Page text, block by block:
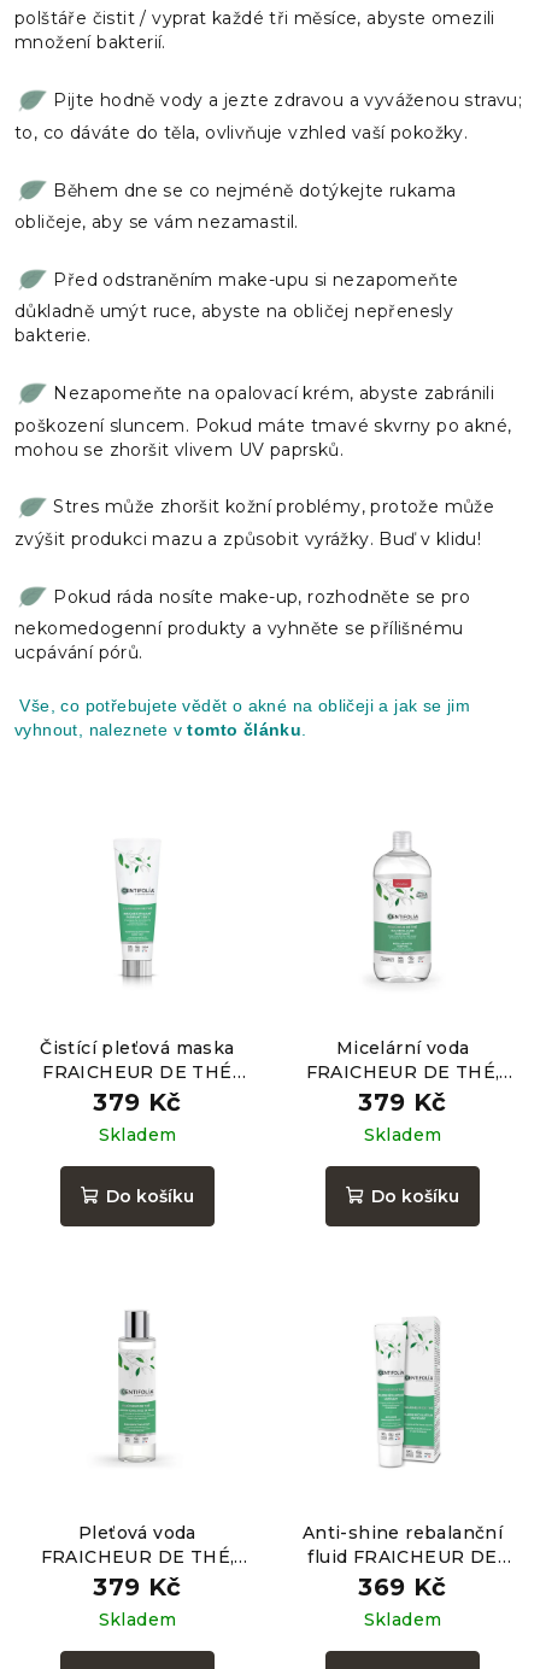
polštáře čistit / vyprat každé tři měsíce, abyste omezili
množení bakterií.
Pijte hodně vody a jezte zdravou a vyváženou stravu;
to, co dáváte do těla, ovlivňuje vzhled vaší pokožky.
Během dne se co nejméně dotýkejte rukama
obličeje, aby se vám nezamastil.
Před odstraněním make-upu si nezapomeňte
důkladně umýt ruce, abyste na obličej nepřenesly
bakterie.
Nezapomeňte na opalovací krém, abyste zabránili
poškození sluncem. Pokud máte tmavé skvrny po akné,
mohou se zhoršit vlivem UV paprsků.
Stres může zhoršit kožní problémy, protože může
zvýšit produkci mazu a způsobit vyrážky. Buď v klidu!
Pokud ráda nosíte make-up, rozhodněte se pro
nekomedogenní produkty a vyhněte se přílišnému
ucpávání pórů.
Vše, co potřebujete vědět o akné na obličeji a jak se jim
vyhnout, naleznete vtomto článku
Čistící pleťová maska
FRAICHEUR DE THÉ
3v1, 100ml
379 Kč
Skladem
Do košíku
Micelární voda
FRAICHEUR DE THÉ,
500ml
379 Kč
Skladem
Do košíku
Pleťová voda
FRAICHEUR DE THÉ,
150ml
379 Kč
Skladem
Anti-shine rebalanční
fluid FRAICHEUR DE
THÉ, 40ml
369 Kč
Skladem